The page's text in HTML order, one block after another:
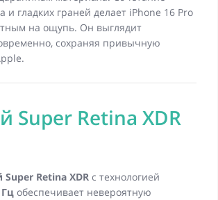
и гладких граней делает iPhone 16 Pro
на ощупь. Он выглядит
сохраняя привычную
Super Retina XDR
Retina XDR с технологией
обеспечивает невероятную